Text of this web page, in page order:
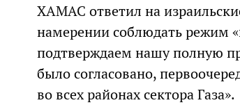
ХАМАС ответил на
намерении соблюдать режим
подтверждаем нашу полную
было согласовано,
во всех районах сектора Газа».